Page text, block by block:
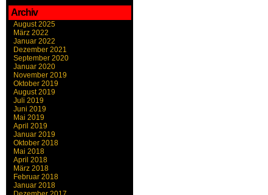
Archiv
August 2025
März 2022
Januar 2022
Dezember 2021
September 2020
Januar 2020
November 2019
Oktober 2019
August 2019
Juli 2019
Juni 2019
Mai 2019
April 2019
Januar 2019
Oktober 2018
Mai 2018
April 2018
März 2018
Februar 2018
Januar 2018